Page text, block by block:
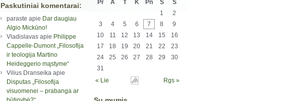
Paskutiniai komentarai:
paraste apie Dar daugiau
Algio Mickūno!
Vladislavas apie Philippe
Cappelle-Dumont „Filosofija
ir teologija Martino
Heideggerio mąstyme“
Vilius Dranseika apie
Disputas „Filosofija
visuomenei – prabanga ar
Pr
A T K Pn Š
S
1
2
3
4 5 6 7 8
9
10
11 12 13 14 15
16
17
18 19 20 21 22
23
24
25 26 27 28 29
30
31
« Lie
Rgs »